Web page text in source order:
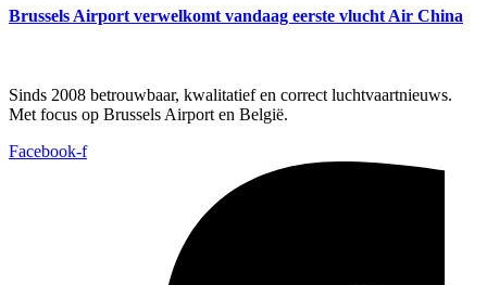
Brussels Airport verwelkomt vandaag eerste vlucht Air China
Sinds 2008 betrouwbaar, kwalitatief en correct luchtvaartnieuws.
Met focus op Brussels Airport en België.
Facebook-f